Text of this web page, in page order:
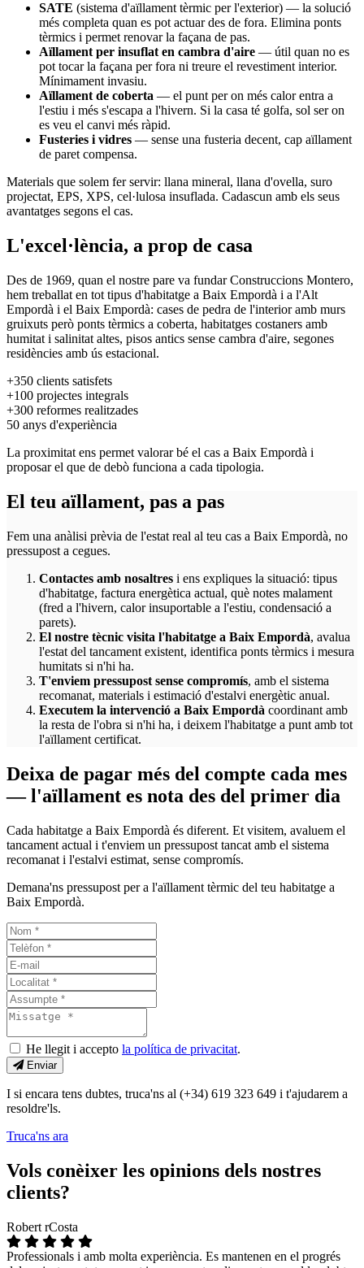
SATE (sistema d'aïllament tèrmic per l'exterior) — la solució
més completa quan es pot actuar des de fora. Elimina ponts
tèrmics i permet renovar la façana de pas.
Aïllament per insuflat en cambra d'aire — útil quan no es
pot tocar la façana per fora ni treure el revestiment interior.
Mínimament invasiu.
Aïllament de coberta — el punt per on més calor entra a
l'estiu i més s'escapa a l'hivern. Si la casa té golfa, sol ser on
es veu el canvi més ràpid.
Fusteries i vidres — sense una fusteria decent, cap aïllament
de paret compensa.
Materials que solem fer servir: llana mineral, llana d'ovella, suro
projectat, EPS, XPS, cel·lulosa insuflada. Cadascun amb els seus
avantatges segons el cas.
L'excel·lència, a prop de casa
Des de 1969, quan el nostre pare va fundar Construccions Montero,
hem treballat en tot tipus d'habitatge a Baix Empordà i a l'Alt
Empordà i el Baix Empordà: cases de pedra de l'interior amb murs
gruixuts però ponts tèrmics a coberta, habitatges costaners amb
humitat i salinitat altes, pisos antics sense cambra d'aire, segones
residències amb ús estacional.
+350 clients satisfets
+100 projectes integrals
+300 reformes realitzades
50 anys d'experiència
La proximitat ens permet valorar bé el cas a Baix Empordà i
proposar el que de debò funciona a cada tipologia.
El teu aïllament, pas a pas
Fem una anàlisi prèvia de l'estat real al teu cas a Baix Empordà, no
pressupost a cegues.
Contactes amb nosaltres i ens expliques la situació: tipus
d'habitatge, factura energètica actual, què notes malament
(fred a l'hivern, calor insuportable a l'estiu, condensació a
parets).
El nostre tècnic visita l'habitatge a Baix Empordà, avalua
l'estat del tancament existent, identifica ponts tèrmics i mesura
humitats si n'hi ha.
T'enviem pressupost sense compromís, amb el sistema
recomanat, materials i estimació d'estalvi energètic anual.
Executem la intervenció a Baix Empordà coordinant amb
la resta de l'obra si n'hi ha, i deixem l'habitatge a punt amb tot
l'aïllament certificat.
Deixa de pagar més del compte cada mes
— l'aïllament es nota des del primer dia
Cada habitatge a Baix Empordà és diferent. Et visitem, avaluem el
tancament actual i t'enviem un pressupost tancat amb el sistema
recomanat i l'estalvi estimat, sense compromís.
Demana'ns pressupost per a l'aïllament tèrmic del teu habitatge a
Baix Empordà.
He llegit i accepto la política de privacitat.
Enviar
I si encara tens dubtes, truca'ns al (+34) 619 323 649 i t'ajudarem a
resoldre'ls.
Truca'ns ara
Vols conèixer les opinions dels nostres
clients?
Robert rCosta
Professionals i amb molta experiència. Es mantenen en el progrés